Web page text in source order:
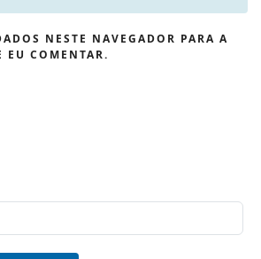
NESTE NAVEGADOR PARA A
EU COMENTAR.